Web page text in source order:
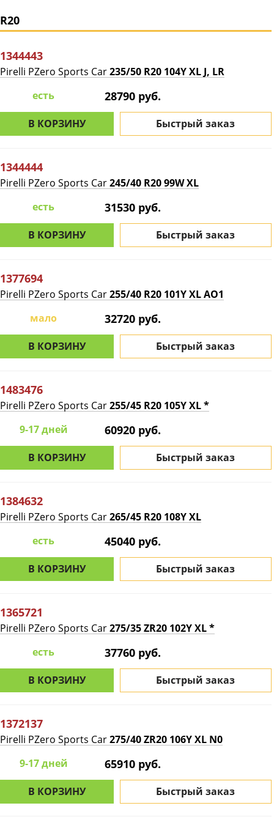
R20
1344443
Pirelli PZero Sports Car235/50 R20 104Y XL J, LR
есть
28790 руб.
В КОРЗИНУ Быстрый заказ
1344444
Pirelli PZero Sports Car245/40 R20 99W XL
есть
31530 руб.
В КОРЗИНУ Быстрый заказ
1377694
Pirelli PZero Sports Car255/40 R20 101Y XL AO1
мало
32720 руб.
В КОРЗИНУ Быстрый заказ
1483476
Pirelli PZero Sports Car255/45 R20 105Y XL *
9-17 дней
60920 руб.
В КОРЗИНУ Быстрый заказ
1384632
Pirelli PZero Sports Car265/45 R20 108Y XL
есть
45040 руб.
В КОРЗИНУ Быстрый заказ
1365721
Pirelli PZero Sports Car275/35 ZR20 102Y XL *
есть
37760 руб.
В КОРЗИНУ Быстрый заказ
1372137
Pirelli PZero Sports Car275/40 ZR20 106Y XL N0
9-17 дней
65910 руб.
В КОРЗИНУ Быстрый заказ